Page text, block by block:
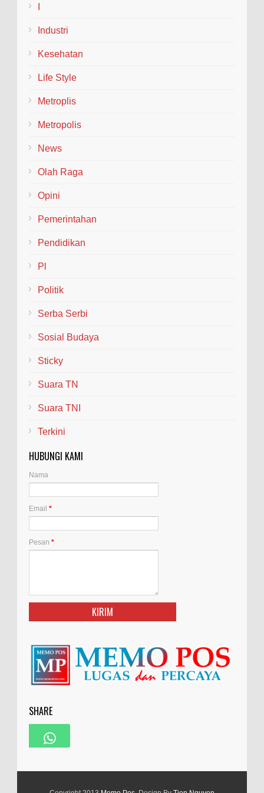
Industri
Kesehatan
Life Style
Metroplis
Metropolis
News
Olah Raga
Opini
Pemerintahan
Pendidikan
Pl
Politik
Serba Serbi
Sosial Budaya
Sticky
Suara TN
Suara TNI
Terkini
HUBUNGI KAMI
Nama
Email *
Pesan *
SHARE